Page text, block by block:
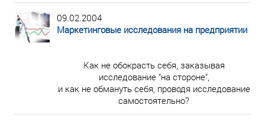
09.02.2004
Маркетинговые исследования на предприятии
Как не обокрасть себя, заказывая
исследование "на стороне",
и как не обмануть себя, проводя исследование
самостоятельно?